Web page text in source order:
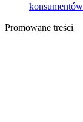
Promowane treści